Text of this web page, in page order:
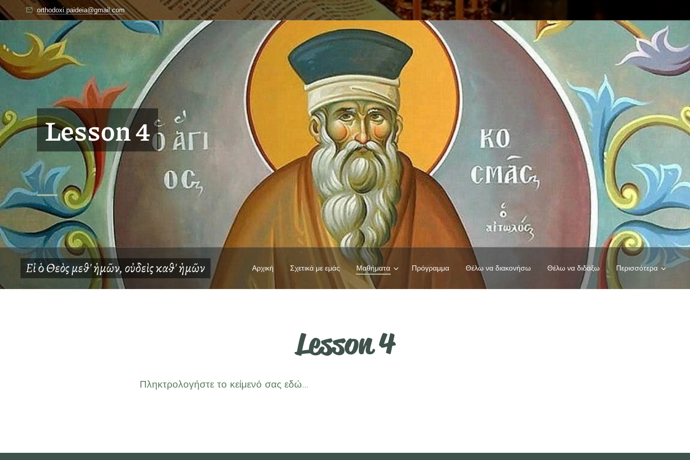
orthodoxi.paideia@gmail.com
ΕἰὁΘεὸς μεθ' ἡμῶν, οὐδεὶς καθ' ἡμῶν Αρχική Σχετικά με εμάς Μαθήματα Πρόγραμμα Θέλω να διακονήσω Θέλω να διδάξω Περισσότερα
Lesson 4
Lesson 4
Πληκτρολογήστε το κείμενό σας εδώ...